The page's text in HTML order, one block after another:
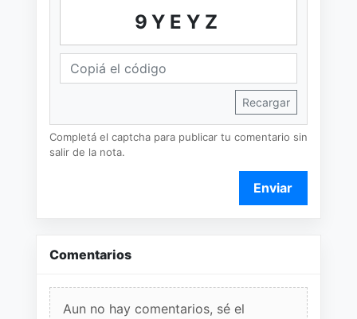
9YEYZ
Recargar
Completá el captcha para publicar tu comentario sin
salir de la nota.
Enviar
Comentarios
Aun no hay comentarios, sé el